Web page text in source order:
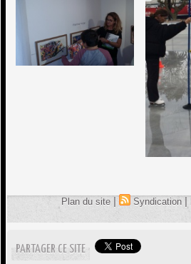
Plan du site | Syndication |
PARTAGER CE SITE